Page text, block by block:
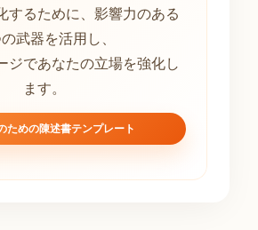
するために、影響力のある
武器を活用し、
ジであなたの立場を強化し
ます。
ための陳述書テンプレート